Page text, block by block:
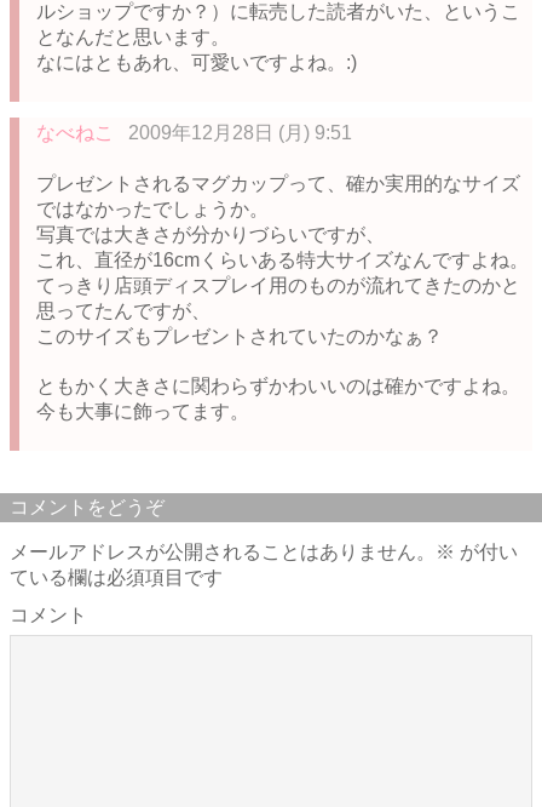
ルショップですか？）に転売した読者がいた、というこ
となんだと思います。
なにはともあれ、可愛いですよね。:)
なべねこ 2009年12月28日 (月) 9:51
プレゼントされるマグカップって、確か実用的なサイズ
ではなかったでしょうか。
写真では大きさが分かりづらいですが、
これ、直径が16cmくらいある特大サイズなんですよね。
てっきり店頭ディスプレイ用のものが流れてきたのかと
思ってたんですが、
このサイズもプレゼントされていたのかなぁ？
ともかく大きさに関わらずかわいいのは確かですよね。
今も大事に飾ってます。
コメントをどうぞ
メールアドレスが公開されることはありません。 ※ が付い
ている欄は必須項目です
コメント